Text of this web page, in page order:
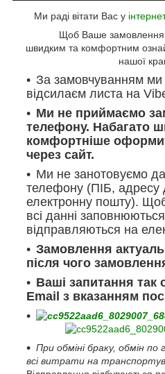
Ми раді вітати Вас у
Щоб Ваше
швидким та комфортним
нашої
За замовчуванням
відсилаєм листа на
Ми не приймаємо
телефону. Набагато
комфортніше
через сайт.
Ми не занотовуємо
телефону (ПІБ, адресу
електронну пошту).
всі данні
відправляються на
Замовлення
після чого
Ваші запитання так
Email з вказанням
При обміні браку, обмін
всі витрати на